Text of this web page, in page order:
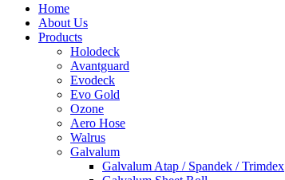
Home
About Us
Products
Holodeck
Avantguard
Evodeck
Evo Gold
Ozone
Aero Hose
Walrus
Galvalum
Galvalum Atap / Spandek / Trimdex